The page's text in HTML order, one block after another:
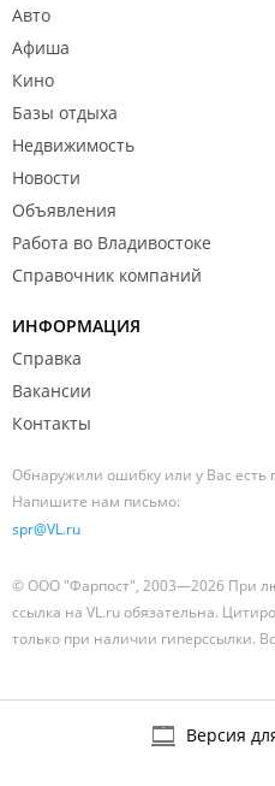
Авто
Афиша
Кино
Базы отдыха
Недвижимость
Новости
Объявления
Работа во Владивостоке
Справочник компаний
ИНФОРМАЦИЯ
Справка
Вакансии
Контакты
Обнаружили ошибку или у Вас есть
Напишите нам письмо:
spr@VL.ru
© ООО "Фарпост", 2003—2026 При
ссылка на VL.ru обязательна.
только при наличии гиперссылки.
Версия